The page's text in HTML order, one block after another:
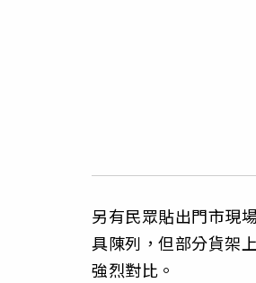
另有民眾貼出門市現
具陳列，但部分貨架
強烈對比。